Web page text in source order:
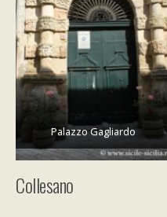
Palazzo Gagliardo
Collesano